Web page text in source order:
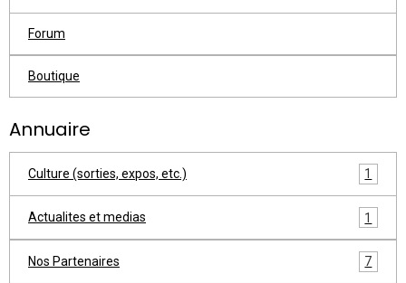
Forum
Boutique
Annuaire
Culture (sorties, expos, etc.) 1
Actualites et medias 1
Nos Partenaires 7